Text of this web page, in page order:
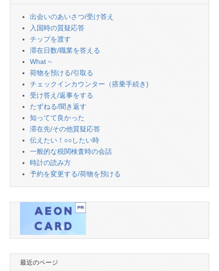
出会いのあいさつ/受け答え
入国時の質疑応答
チップを渡す
滞在日数/職業を答える
What ~
荷物を預ける/引取る
チェックインカウンター（搭乗手続き)
受け答え/返事をする
たずねる/聞き返す
知ってて良かった
滞在先/その他質疑応答
伝えたい！○○したい時
一般的な税関検査時の会話
時計の読み方
予約を変更する/荷物を預ける
最近のページ